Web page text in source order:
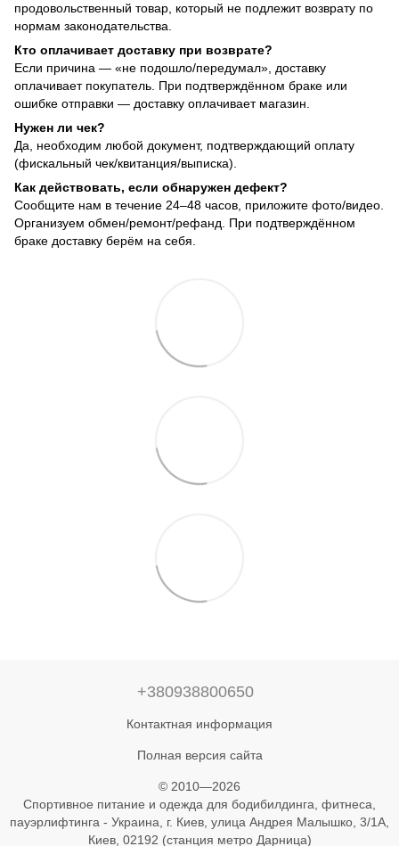
продовольственный товар, который не подлежит возврату по
нормам законодательства.
Кто оплачивает доставку при возврате?
Если причина — «не подошло/передумал», доставку
оплачивает покупатель. При подтверждённом браке или
ошибке отправки — доставку оплачивает магазин.
Нужен ли чек?
Да, необходим любой документ, подтверждающий оплату
(фискальный чек/квитанция/выписка).
Как действовать, если обнаружен дефект?
Сообщите нам в течение 24–48 часов, приложите фото/видео.
Организуем обмен/ремонт/рефанд. При подтверждённом
браке доставку берём на себя.
+380938800650
Контактная информация
Полная версия сайта
© 2010—2026
Спортивное питание и одежда для бодибилдинга, фитнеса,
пауэрлифтинга - Украина, г. Киев, улица Андрея Малышко, 3/1А,
Киев, 02192 (станция метро Дарница)